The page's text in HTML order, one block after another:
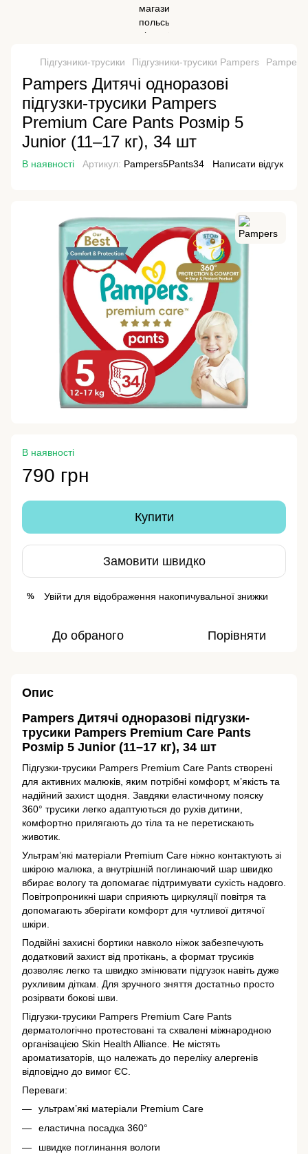
Підгузники-трусики Підгузники-трусики Pampers Pampers
Pampers Дитячі одноразові
підгузки-трусики Pampers
Premium Care Pants Розмір 5
Junior (11–17 кг), 34 шт
В наявності Артикул: Pampers5Pants34 Написати відгук
В наявності
790 грн
Купити
Замовити швидко
% Увійти для відображення накопичувальної знижки
До обраного Порівняти
Опис
Pampers Дитячі одноразові підгузки-
трусики Pampers Premium Care Pants
Розмір 5 Junior (11–17 кг), 34 шт
Підгузки-трусики Pampers Premium Care Pants створені
для активних малюків, яким потрібні комфорт, м’якість та
надійний захист щодня. Завдяки еластичному пояску
360° трусики легко адаптуються до рухів дитини,
комфортно прилягають до тіла та не перетискають
животик.
Ультрам’які матеріали Premium Care ніжно контактують зі
шкірою малюка, а внутрішній поглинаючий шар швидко
вбирає вологу та допомагає підтримувати сухість надовго.
Повітропроникні шари сприяють циркуляції повітря та
допомагають зберігати комфорт для чутливої дитячої
шкіри.
Подвійні захисні бортики навколо ніжок забезпечують
додатковий захист від протікань, а формат трусиків
дозволяє легко та швидко змінювати підгузок навіть дуже
рухливим діткам. Для зручного зняття достатньо просто
розірвати бокові шви.
Підгузки-трусики Pampers Premium Care Pants
дерматологічно протестовані та схвалені міжнародною
організацією Skin Health Alliance. Не містять
ароматизаторів, що належать до переліку алергенів
відповідно до вимог ЄС.
Переваги:
ультрам’які матеріали Premium Care
еластична посадка 360°
швидке поглинання вологи